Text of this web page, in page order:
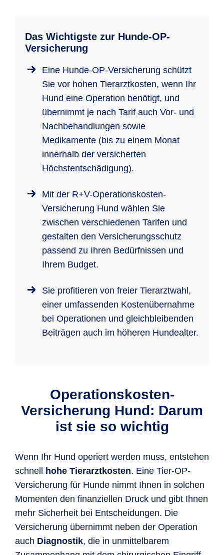
Das Wichtigste zur Hunde-OP-
Versicherung
Eine Hunde-OP-Versicherung schützt
Sie vor hohen Tierarztkosten, wenn Ihr
Hund eine Operation benötigt, und
übernimmt je nach Tarif auch Vor- und
Nachbehandlungen sowie
Medikamente (bis zu einem Monat
innerhalb der versicherten
Höchstentschädigung).
Mit der R+V-Operationskosten-
Versicherung Hund wählen Sie
zwischen verschiedenen Tarifen und
gestalten den Versicherungsschutz
passend zu Ihren Bedürfnissen und
Ihrem Budget.
Sie profitieren von freier Tierarztwahl,
einer umfassenden Kostenübernahme
bei Operationen und gleichbleibenden
Beiträgen auch im höheren Hundealter.
Operationskosten-
Versicherung Hund: Darum
ist sie so wichtig
Wenn Ihr Hund operiert werden muss, entstehen
schnell
hohe Tierarztkosten. Eine Tier-OP-
Versicherung für Hunde nimmt Ihnen in solchen
Momenten den finanziellen Druck und gibt Ihnen
mehr Sicherheit bei Entscheidungen. Die
Versicherung übernimmt neben der Operation
auch Diagnostik, die in unmittelbarem